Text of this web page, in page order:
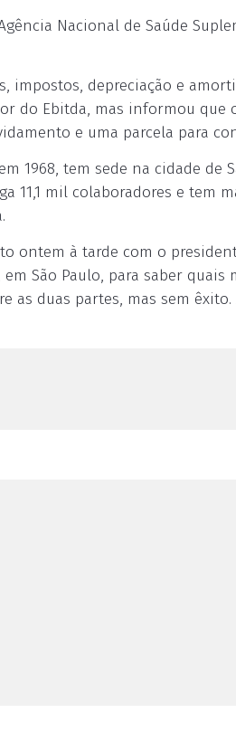
Nacional de Saúde
impostos, depreciação e
do Ebitda, mas informou que
e uma parcela para
1968, tem sede na cidade de
11,1 mil colaboradores e tem
ontem à tarde com o
São Paulo, para saber
as duas partes, mas sem